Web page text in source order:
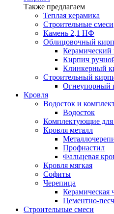
Также предлагаем
Теплая керамика
Строительные смеси
Камень 2,1 НФ
Облицовочный
Керамический
Кирпич
Клинкерный
Строительный
Огнеупорный
Кровля
Водосток и
Водосток
Комплектующие для
Кровля металл
Профнастил
Фальцевая
Кровля мягкая
Софиты
Черепица
Керамическая
Цементно-
Строительные смеси